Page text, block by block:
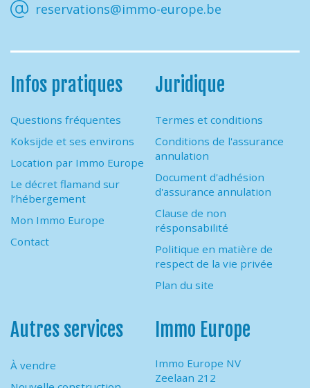
reservations@immo-europe.be
Infos pratiques
Questions fréquentes
Koksijde et ses environs
Location par Immo Europe
Le décret flamand sur
l’hébergement
Mon Immo Europe
Contact
Juridique
Termes et conditions
Conditions de l'assurance
annulation
Document d'adhésion
d'assurance annulation
Clause de non
résponsabilité
Politique en matière de
respect de la vie privée
Plan du site
Autres services
À vendre
Immo Europe
Immo Europe NV
Zeelaan 212